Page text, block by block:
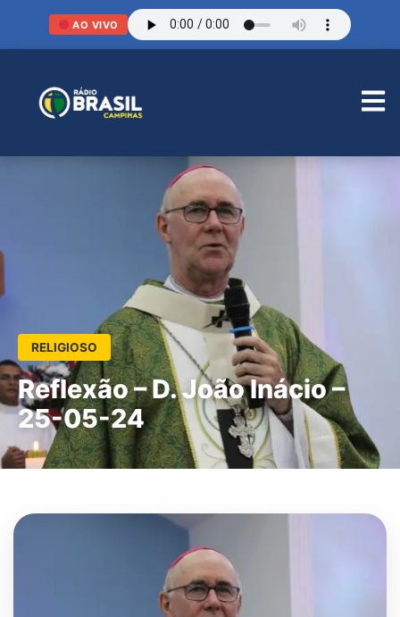
AO VIVO
RELIGIOSO
Reflexão – D. João Inácio –
25-05-24